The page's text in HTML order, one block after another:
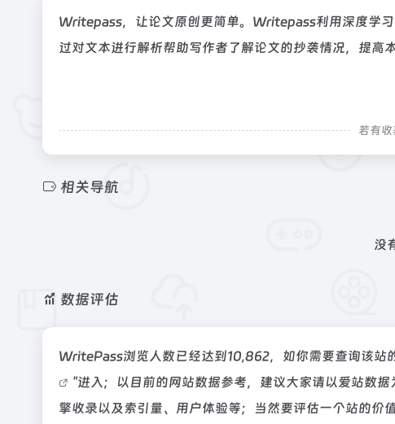
Writepass，让论文原创更简单。Writepass利用深度学
过对文本进行解析帮助写作者了解论文的抄袭情况，提高
若有
相关导航
没
数据评估
WritePass浏览人数已经达到10,862，如你需要查询该站
"进入；以目前的网站数据参考，建议大家请以爱站数
擎收录以及索引量、用户体验等；当然要评估一个站的价